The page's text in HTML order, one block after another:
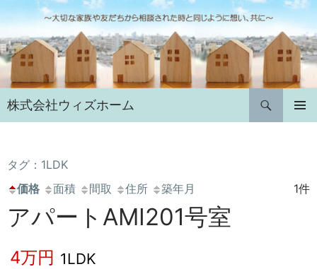
ン
テ
ン
ツ
へ
ス
キ
プ
株式会社ウィズホーム
検
索
タグ：1LDK
価格
面積 間取 住所 築年月 1件
アパートAMI201号室
4万円 1LDK